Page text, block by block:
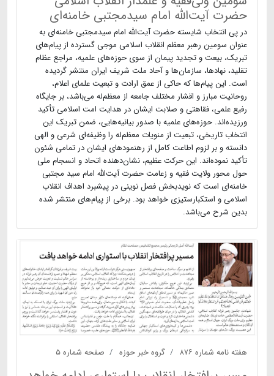
حضرت آیت‌الله امام سیدمجتبی خامنه‌ای
در پی انتخاب شایسته حضرت آیت‌الله امام سیدمجتبی خامنه‌ای به
عنوان سومین رهبر معظم انقلاب اسلامی موجی گسترده از پیام‌های
تبریک، بیعت و تجدید پیمان از سوی حوزه‌های علمیه، مراجع عظام
تقلید، نهادها، سازمان‌ها و آحاد ملت شریف ایران منتشر گردیده
است. این پیام‌ها که حاکی از عمق ارادت و تبعیت علمای اعلام،
روحانیت مبارز و اقشار مختلف جامعه از معظم‌له می‌باشد، بر جایگاه
رفیع علمی، فقاهتی و صلابت ایشان در هدایت امت اسلامی تأکید
ورزیده‌اند. حوزه‌های علمیه با صدور بیانیه‌هایی، ضمن تبریک این
انتخاب تاریخی، تبعیت از منویات معظم‌له را وظیفه‌ای شرعی و الهی
دانسته و بر لزوم اطاعت کامل از رهنمودهای ایشان در تمامی شئون
تأکید نموده‌اند. این حرکت عظیم، نشان‌دهنده اتحاد و انسجام ملی
حول محور ولایت فقیه و زعامت حضرت آیت‌الله امام سید مجتبی
خامنه‌ای است که نویدبخش فصل نوینی در پیشبرد اهداف انقلاب
اسلامی و استکبارستیزی خواهد بود. برخی از پیام‌های منتشر شده
بدین شرح می‌باشد.
هفته نامه شماره ۸۷۶ گروه خبر حوزه صفحه شماره ۵